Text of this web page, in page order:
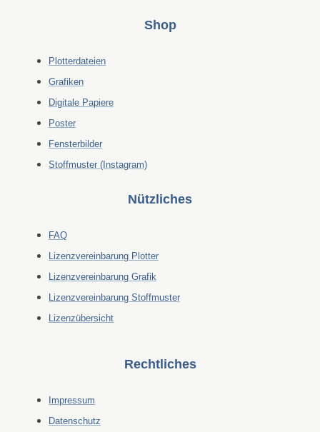
Shop
Plotterdateien
Grafiken
Digitale Papiere
Poster
Fensterbilder
Stoffmuster (Instagram)
Nützliches
FAQ
Lizenzvereinbarung Plotter
Lizenzvereinbarung Grafik
Lizenzvereinbarung Stoffmuster
Lizenzübersicht
Rechtliches
Impressum
Datenschutz